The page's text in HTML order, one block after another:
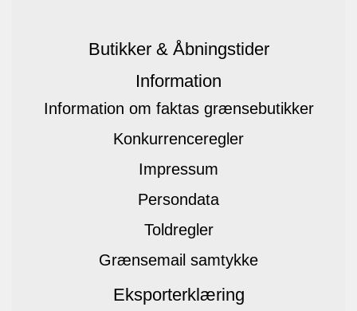
Butikker & Åbningstider
Information
Information om faktas grænsebutikker
Konkurrenceregler
Impressum
Persondata
Toldregler
Grænsemail samtykke
Eksporterklæring